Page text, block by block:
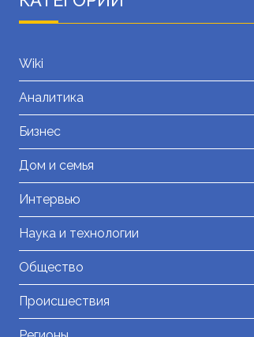
Wiki
Аналитика
Бизнес
Дом и семья
Интервью
Наука и технологии
Общество
Происшествия